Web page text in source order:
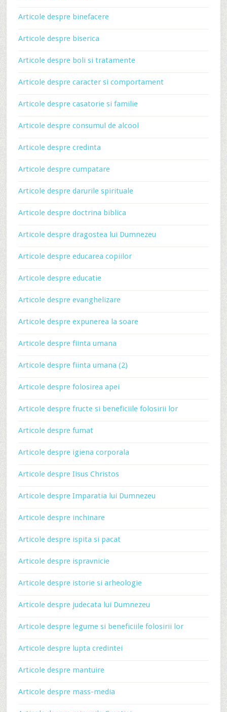
Articole despre binefacere
Articole despre biserica
Articole despre boli si tratamente
Articole despre caracter si comportament
Articole despre casatorie si familie
Articole despre consumul de alcool
Articole despre credinta
Articole despre cumpatare
Articole despre darurile spirituale
Articole despre doctrina biblica
Articole despre dragostea lui Dumnezeu
Articole despre educarea copiilor
Articole despre educatie
Articole despre evanghelizare
Articole despre expunerea la soare
Articole despre fiinta umana
Articole despre fiinta umana (2)
Articole despre folosirea apei
Articole despre fructe si beneficiile folosirii lor
Articole despre fumat
Articole despre igiena corporala
Articole despre Iisus Christos
Articole despre Imparatia lui Dumnezeu
Articole despre inchinare
Articole despre ispita si pacat
Articole despre ispravnicie
Articole despre istorie si arheologie
Articole despre judecata lui Dumnezeu
Articole despre legume si beneficiile folosirii lor
Articole despre lupta credintei
Articole despre mantuire
Articole despre mass-media